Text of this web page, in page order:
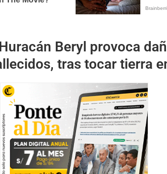
Huracán Beryl provoca
tras tocar tierra